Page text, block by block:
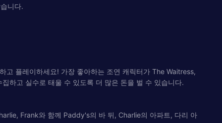
니다.
플레이하세요! 가장 좋아하는 조연 캐릭터가 The Waitress,
하고 실수로 태울 수 있도록 더 많은 돈을 벌 수 있습니다.
Frank와 함께 Paddy's의 바 뒤, Charlie의 아파트, 다리 아